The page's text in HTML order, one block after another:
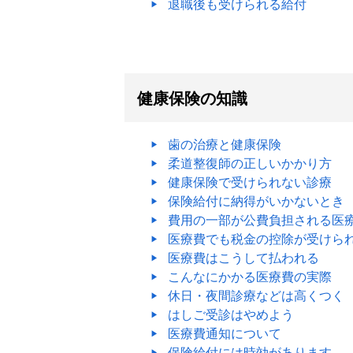
健康保険の知識
歯の治療と健康保険
柔道整復師の正しいかかり方
健康保険で受けられない診療
保険給付に納得がいかないとき
費用の一部が公費負担される医
医療費でも税金の控除が受けら
医療費はこうして払われる
こんなにかかる医療費の実際
休日・夜間診療などは高くつく
はしご受診はやめよう
医療費通知について